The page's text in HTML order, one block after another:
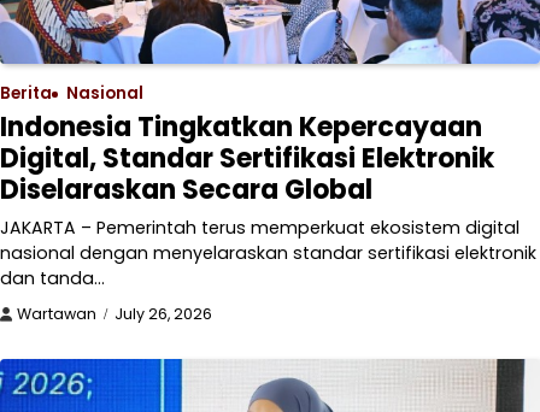
Berita Nasional
Indonesia Tingkatkan Kepercayaan
Digital, Standar Sertifikasi Elektronik
Diselaraskan Secara Global
JAKARTA – Pemerintah terus memperkuat ekosistem digital
nasional dengan menyelaraskan standar sertifikasi elektronik
dan tanda…
Wartawan July 26, 2026